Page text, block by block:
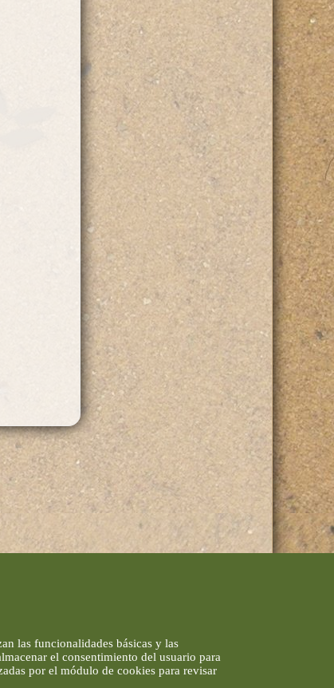
las funcionalidades básicas y las
el consentimiento del usuario para
por el módulo de cookies para revisar